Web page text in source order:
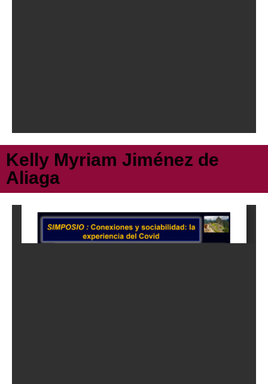
Kelly Myriam Jiménez de
Aliaga